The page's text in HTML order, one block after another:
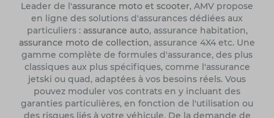
Leader de l'assurance moto et scooter, AMV propose
en ligne des solutions d'assurances dédiées aux
particuliers : assurance auto, assurance habitation,
assurance moto de collection, assurance 4X4 etc. Une
gamme complète de formules d'assurance, des plus
classiques aux plus spécifiques, comme l'assurance
jetski ou quad, adaptées à vos besoins réels. Vous
pouvez moduler vos contrats en y incluant des
garanties particulières, en fonction de l'utilisation ou
des risques liés à votre véhicule. De la demande de